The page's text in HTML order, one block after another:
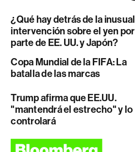
¿Qué hay detrás de la inusual
intervención sobre el yen por
parte de EE. UU. y Japón?
Copa Mundial de la FIFA: La
batalla de las marcas
Trump afirma que EE.UU.
"mantendrá el estrecho" y lo
controlará